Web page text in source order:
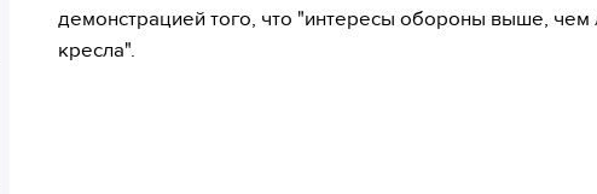
демонстрацией того, что "интересы обороны выше,
кресла".